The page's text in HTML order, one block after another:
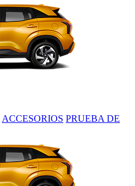
ACCESORIOS PRUEBA DE